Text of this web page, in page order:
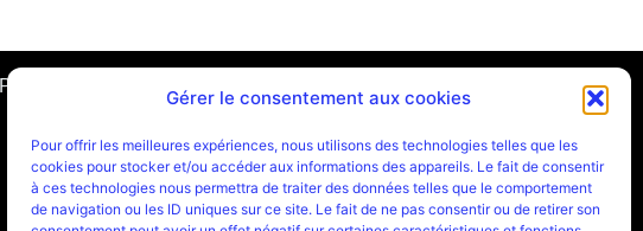
Gérer le consentement aux cookies
Pour offrir les meilleures expériences, nous utilisons des technologies telles que les
cookies pour stocker et/ou accéder aux informations des appareils. Le fait de consentir
à ces technologies nous permettra de traiter des données telles que le comportement
de navigation ou les ID uniques sur ce site. Le fait de ne pas consentir ou de retirer son
Plan du site